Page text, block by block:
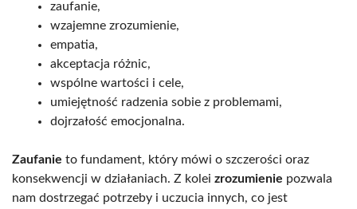
zaufanie,
wzajemne zrozumienie,
empatia,
akceptacja różnic,
wspólne wartości i cele,
umiejętność radzenia sobie z problemami,
dojrzałość emocjonalna.
Zaufanie to fundament, który mówi o szczerości oraz
konsekwencji w działaniach. Z kolei zrozumienie pozwala
nam dostrzegać potrzeby i uczucia innych, co jest